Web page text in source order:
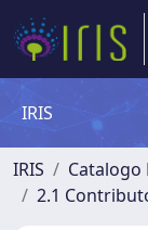
IRIS
IRIS Catalogo
2.1